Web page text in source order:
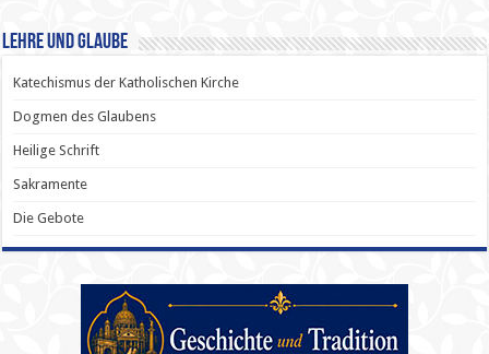
Lehre und Glaube
Katechismus der Katholischen Kirche
Dogmen des Glaubens
Heilige Schrift
Sakramente
Die Gebote